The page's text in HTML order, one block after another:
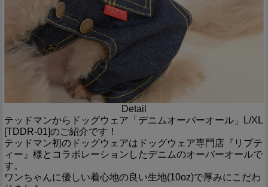
Detail
テッドマンからドッグウェア「デニムオーバーオール」L/XL
[TDDR-01]のご紹介です！
テッドマン初のドッグウェアはドッグウェア専門店『リプテ
ィー』様とコラボレーションしたデニムのオーバーオールで
す。
ワンちゃんに優しい着心地の良い生地(10oz)で厚みにこだわ